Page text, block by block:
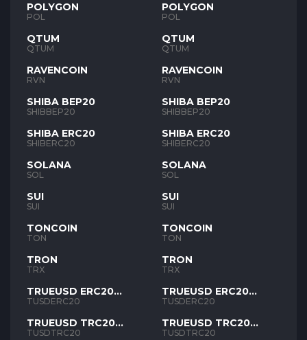
POLYGON
POL
QTUM
QTUM
RAVENCOIN
RVN
SHIBA BEP20
SHIBBEP20
SHIBA ERC20
SHIBERC20
SOLANA
SOL
SUI
SUI
TONCOIN
TON
TRON
TRX
TRUEUSD ERC20
TUSD
TUSDERC20
TRUEUSD TRC20
TUSD
TUSDTRC20
POLYGON
POL
QTUM
QTUM
RAVENCOIN
RVN
SHIBA BEP20
SHIBBEP20
SHIBA ERC20
SHIBERC20
SOLANA
SOL
SUI
SUI
TONCOIN
TON
TRON
TRX
TRUEUSD ERC20
TUSD
TUSDERC20
TRUEUSD TRC20
TUSD
TUSDTRC20